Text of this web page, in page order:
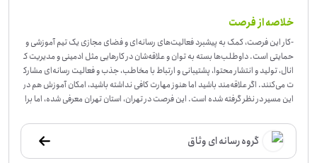
خلاصه از فرصت
-کار این فرصت، کمک به پیشبرد فعالیت‌های رسانه‌ای و فضای مجازی یک تیم آموزشی و
حمایتی است. داوطلب‌ها بسته به توان و علاقه‌شان در کارهایی مثل ادمینی و مدیریت ک
انال، تولید و انتشار محتوا، پشتیبانی و ارتباط با مخاطب، جذب و فعالیت رسانه‌ای مشارک
ت می‌کنند. اگر علاقه‌مند باشید اما هنوز مهارت کافی نداشته باشید، امکان آموزش هم در
این مسیر در نظر گرفته شده است. این فرصت در تهران، استان تهران معرفی شده، اما برا
ت که مسئولیت‌پذیرند، به کار رسانه و فضای مجازی علاقه دارند و می‌توانند در ارتباط با
مخاطب یا پیشبرد کارهای محتوایی نقش بگیرند. این همکاری می‌تواند برای افرادی که
می‌خواهند مهارت رسانه‌ای خود را در یک فضای واقعی به کار بگیرند یا تقویت کنند، مفی
گروه رسانه ای وثاق